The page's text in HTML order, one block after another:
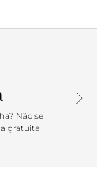
Não se
gratuita